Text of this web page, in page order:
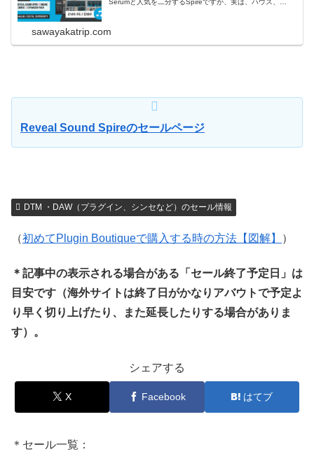
Serumと人気を二分するSpireですが、実は、ハウス、
sawayakatrip.com
Reveal Sound Spireのセールページ
DTM ・DAW（プラグイン、シンセなど）のセール情報
（初めてPlugin Boutiqueで購入する時の方法【図解】 ）
＊記事中の表示される場合がある「セール終了予定日」は
目安です（海外サイトは終了日がかなりアバウトで予定よ
り早く切り上げたり、また延長したりする場合がありま
す）。
シェアする
X Facebook はてブ
＊セール一覧：